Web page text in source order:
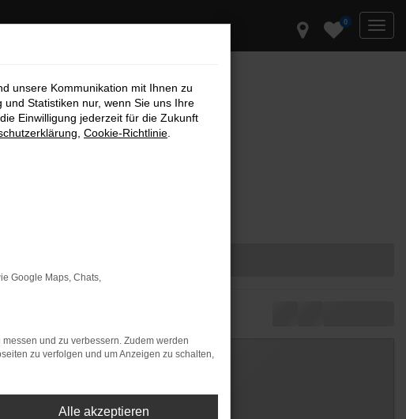
0
unsere Kommunikation mit Ihnen zu
Statistiken nur, wenn Sie uns Ihre
Einwilligung jederzeit für die Zukunft
Cookie-Richtlinie
Google Maps, Chats,
und zu verbessern. Zudem werden
zu verfolgen und um Anzeigen zu schalten,
Alle akzeptieren